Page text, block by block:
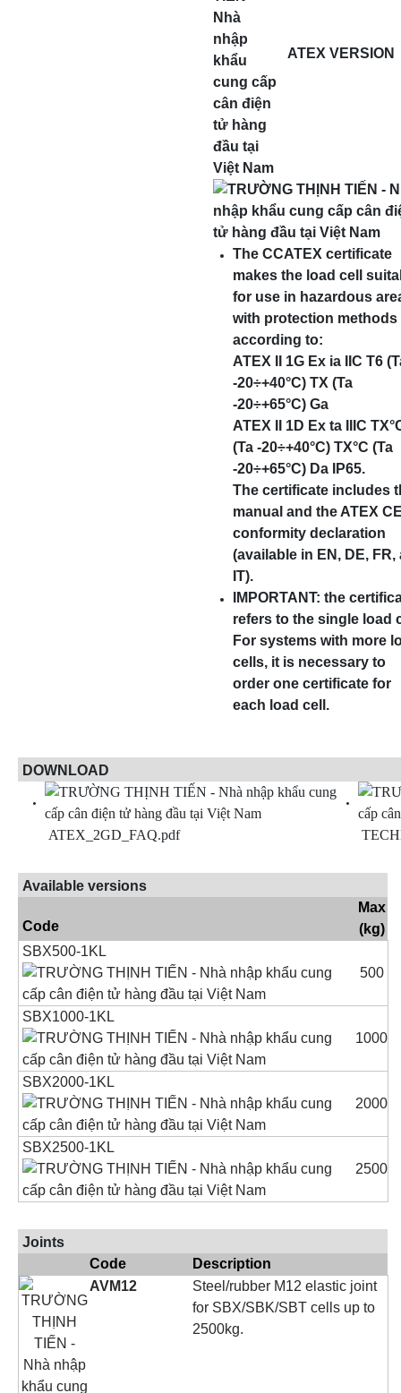
ATEX VERSION
The CCATEX certificate
makes the load cell
for use in hazardous
with protection methods
according to:
ATEX II 1G Ex ia IIC T6
-20÷+40°C) TX (Ta
-20÷+65°C) Ga
ATEX II 1D Ex ta IIIC
(Ta -20÷+40°C) TX°C (Ta
-20÷+65°C) Da IP65.
The certificate includes
manual and the ATEX
conformity declaration
(available in EN, DE, FR,
IT).
IMPORTANT: the
refers to the single load
For systems with more
cells, it is necessary to
order one certificate for
each load cell.
DOWNLOAD
ATEX_2GD_FAQ.pdf
Available versions
Code
Max
(kg)
SBX500-1KL
500
SBX1000-1KL
1000
SBX2000-1KL
2000
SBX2500-1KL
2500
Joints
Code
Description
AVM12
Steel/rubber M12 elastic joint
for SBX/SBK/SBT cells up to
2500kg.